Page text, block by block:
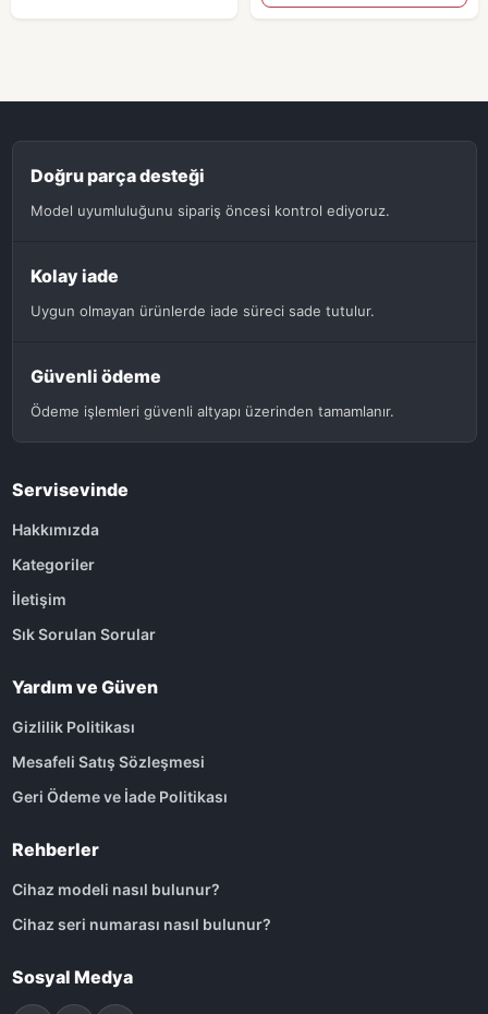
Doğru parça desteği
Model uyumluluğunu sipariş öncesi kontrol ediyoruz.
Kolay iade
Uygun olmayan ürünlerde iade süreci sade tutulur.
Güvenli ödeme
Ödeme işlemleri güvenli altyapı üzerinden tamamlanır.
Servisevinde
Hakkımızda
Kategoriler
İletişim
Sık Sorulan Sorular
Yardım ve Güven
Gizlilik Politikası
Mesafeli Satış Sözleşmesi
Geri Ödeme ve İade Politikası
Rehberler
Cihaz modeli nasıl bulunur?
Cihaz seri numarası nasıl bulunur?
Sosyal Medya